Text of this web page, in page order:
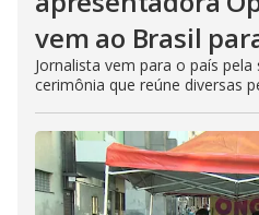
vem ao Brasil
Jornalista vem para o país pela
cerimônia que reúne diversas